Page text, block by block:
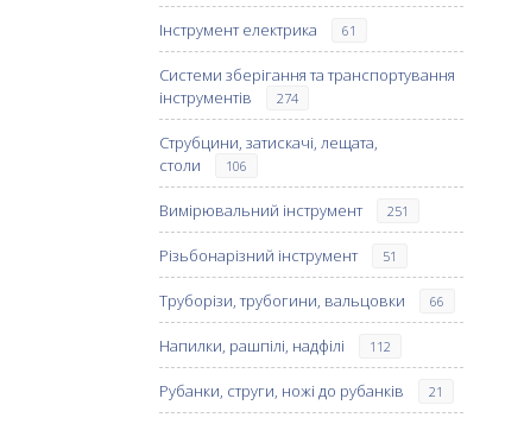
Інструмент електрика 61
Системи зберігання та транспортування
інструментів
274
Струбцини, затискачі, лещата,
столи
106
Вимірювальний інструмент 251
Різьбонарізний інструмент 51
Труборізи, трубогини, вальцовки 66
Напилки, рашпілі, надфілі 112
Рубанки, струги, ножі до рубанків 21